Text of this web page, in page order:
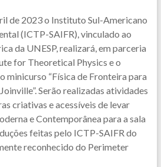
de 2023 o Instituto Sul-Americano
(ICTP-SAIFR), vinculado ao
da UNESP, realizará, em parceria
for Theoretical Physics e o
minicurso “Física de Fronteira para
Serão realizadas atividades
criativas e acessíveis de levar
e Contemporânea para a sala
feitas pelo ICTP-SAIFR do
reconhecido do Perimeter